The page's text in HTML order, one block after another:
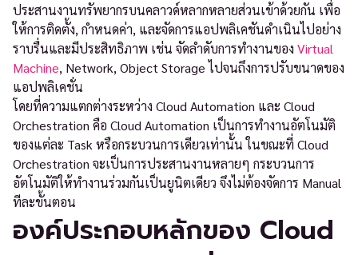
ประสานงานทรัพยากรบนคลาวด์หลากหลายส่วนเข้าด้วยกัน เพื่อ
ให้การติดตั้ง, กำหนดค่า, และจัดการแอปพลิเคชันดำเนินไปอย่าง
ราบรื่นและมีประสิทธิภาพ เช่น จัดลำดับการทำงานของ Virtual
Machine, Network, Object Storage ไปจนถึงการปรับขนาดของ
แอปพลิเคชั่น
โดยที่ความแตกต่างระหว่าง Cloud Automation และ Cloud
Orchestration คือ Cloud Automation เป็นการทำงานอัตโนมัติ
ของแต่ละ Task หรือกระบวนการเดียวเท่านั้น ในขณะที่ Cloud
Orchestration จะเป็นการประสานงานหลายๆ กระบวนการ
อัตโนมัติให้ทำงานร่วมกันเป็นยูนิตเดียว จึงไม่ต้องจัดการ Manual
ทีละขั้นตอน
องค์ประกอบหลักของ Cloud